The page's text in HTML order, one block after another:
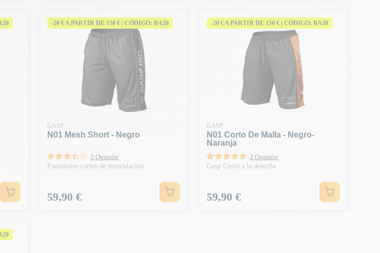
-20 € A PARTIR DE 150 € | CÓDIGO: BA20
GASP
N01 Mesh Short - Negro
3 Opinión
Pantalones cortos de musculación
Precio
59,90 €
-20 € A PARTIR DE 150 € | CÓDIGO: BA20
GASP
N01 Corto De Malla - Negro-
Naranja
3 Opinión
Gasp Corto a la derecha
Precio
59,90 €